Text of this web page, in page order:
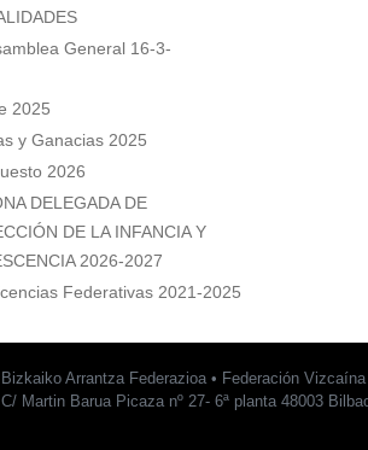
General 16-3-
2025
y Ganacias 2025
2026
DELEGADA DE
DE LA INFANCIA Y
2026-2027
Federativas 2021-2025
Bizkaiko Arrantza Federazioa • Federación
C/ Martin Barua Picaza nº 27- 6ª planta 48003